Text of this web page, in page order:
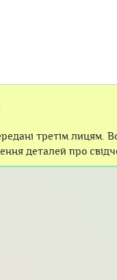
третім лицям.
деталей про